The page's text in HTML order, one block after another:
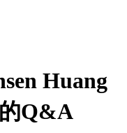
Huang
Q&A